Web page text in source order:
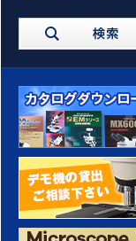
カタログダウンロー
デモ機の貸出 ご相